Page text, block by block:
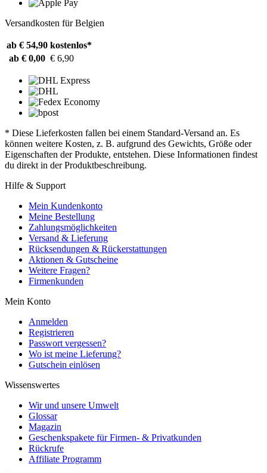
Versandkosten für Belgien
ab € 54,90 kostenlos*
ab € 0,00 € 6,90
* Diese Lieferkosten fallen bei einem Standard-Versand an. Es
können weitere Kosten, z. B. aufgrund des Gewichts, Größe oder
Eigenschaften der Produkte, entstehen. Diese Informationen findest
du direkt in der Produktbeschreibung.
Hilfe & Support
Mein Kundenkonto
Meine Bestellung
Zahlungsmöglichkeiten
Versand & Lieferung
Rücksendungen & Rückerstattungen
Aktionen & Gutscheine
Weitere Fragen?
Firmenkunden
Mein Konto
Anmelden
Registrieren
Passwort vergessen?
Wo ist meine Lieferung?
Gutschein einlösen
Wissenswertes
Wir und unsere Umwelt
Glossar
Magazin
Geschenkspakete für Firmen- & Privatkunden
Rückrufe
Affiliate Programm